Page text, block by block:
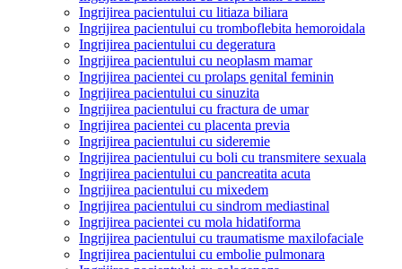
Ingrijirea pacientului cu litiaza biliara
Ingrijirea pacientului cu tromboflebita hemoroidala
Ingrijirea pacientului cu degeratura
Ingrijirea pacientului cu neoplasm mamar
Ingrijirea pacientei cu prolaps genital feminin
Ingrijirea pacientului cu sinuzita
Ingrijirea pacientului cu fractura de umar
Ingrijirea pacientei cu placenta previa
Ingrijirea pacientului cu sideremie
Ingrijirea pacientului cu boli cu transmitere sexuala
Ingrijirea pacientului cu pancreatita acuta
Ingrijirea pacientului cu mixedem
Ingrijirea pacientului cu sindrom mediastinal
Ingrijirea pacientei cu mola hidatiforma
Ingrijirea pacientului cu traumatisme maxilofaciale
Ingrijirea pacientului cu embolie pulmonara